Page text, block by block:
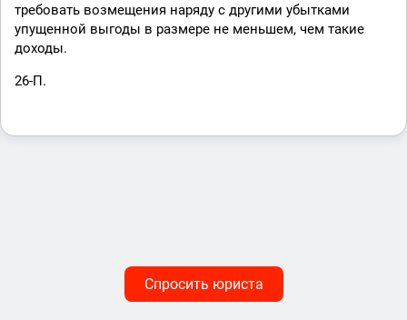
требовать возмещения наряду с другими убытками
упущенной выгоды в размере не меньшем, чем такие
доходы.
26-П.
Спросить юриста